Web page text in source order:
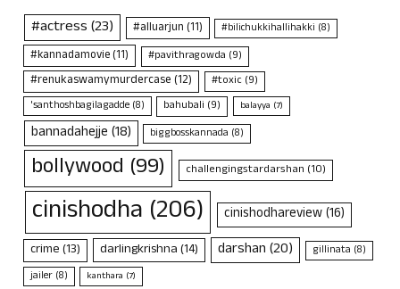
#actress(23) #alluarjun(11) #bilichukkihallihakki (8)
#kannadamovie(11) #pavithragowda (9)
#renukaswamymurdercase(12) #toxic(9)
'santhoshbagilagadde (8) bahubali (9) balayya (7)
bannadahejje(18) biggbosskannada (8)
bollywood (99) challengingstardarshan (10)
cinishodha (206) cinishodhareview(16)
crime(13) darlingkrishna(14) darshan(20) gillinata (8)
jailer (8) kanthara (7)